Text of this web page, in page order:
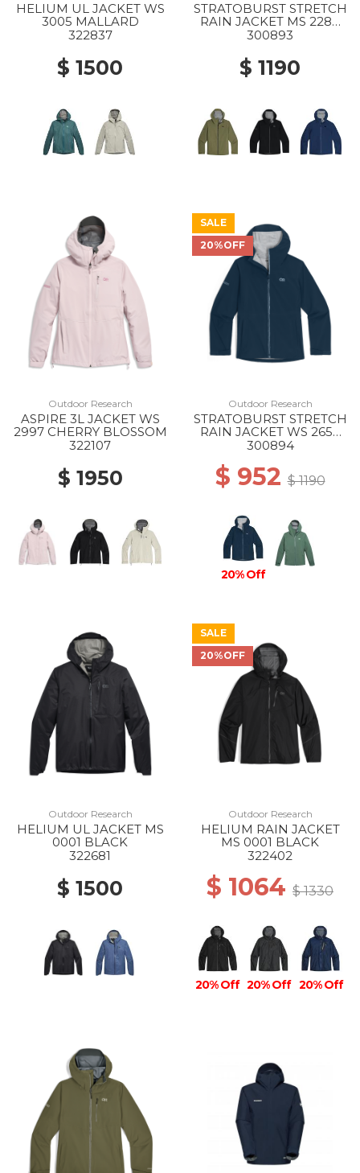
HELIUM UL JACKET WS
3005 MALLARD
322837
$ 1500
STRATOBURST STRETCH
RAIN JACKET MS 2288
RANGER GREEN
300893
$ 1190
Outdoor Research
ASPIRE 3L JACKET WS
2997 CHERRY BLOSSOM
322107
$ 1950
SALE
20%OFF
Outdoor Research
STRATOBURST STRETCH
RAIN JACKET WS 2650
CENOTE
300894
$ 952$ 1190
20% Off
Outdoor Research
HELIUM UL JACKET MS
0001 BLACK
322681
$ 1500
SALE
20%OFF
Outdoor Research
HELIUM RAIN JACKET
MS 0001 BLACK
322402
$ 1064 $ 1330
20% Off 20% Off 20% Off